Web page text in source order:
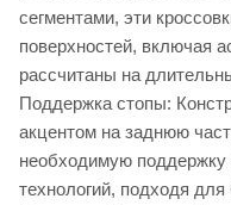
сегментами, эти
поверхностей, включая
рассчитаны на
Поддержка стопы:
акцентом на заднюю
необходимую
технологий, подходя